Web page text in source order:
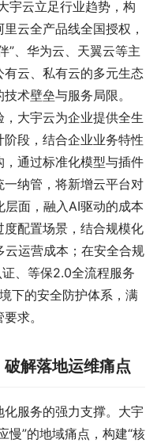
宇云立足行业趋势，构
云全产品线全国授权，
”、华为云、天翼云等主
云、私有云的多元生态
术壁垒与服务局限。
大宇云为企业提供全生
段，结合企业业务特性
通过标准化模型与插件
纳管，将新增云平台对
面，融入AI驱动的成本
配置场景，结合规模化
运营成本；在安全合规
、等保2.0全流程服务
下的安全防护体系，满
求。
解落地运维痛点
服务的强力支撑。大宇
慢”的地域痛点，构建“核